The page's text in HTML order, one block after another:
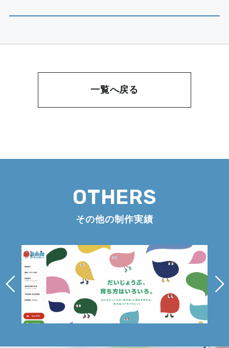
一覧へ戻る
OTHERS
その他の制作実績